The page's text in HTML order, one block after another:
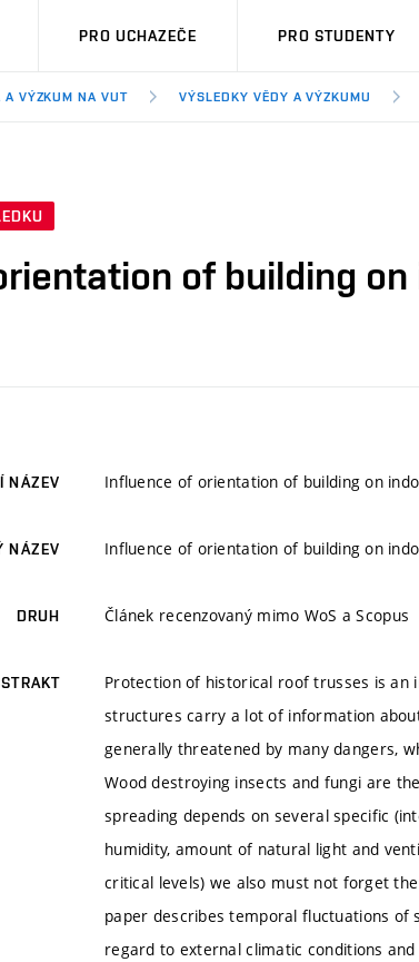
PRO UCHAZEČE PRO STUDENTY
A VÝZKUM NA VUT VÝSLEDKY VĚDY A VÝZKUMU
of building
NÁZEV Influence of orientation of building on
NÁZEV Influence of orientation of building on
DRUH Článek recenzovaný mimo WoS a Scopus
Protection of historical roof trusses is
structures carry a lot of information
generally threatened by many dangers,
Wood destroying insects and fungi are
spreading depends on several specific
humidity, amount of natural light and
critical levels) we also must not forget
paper describes temporal fluctuations
regard to external climatic conditions